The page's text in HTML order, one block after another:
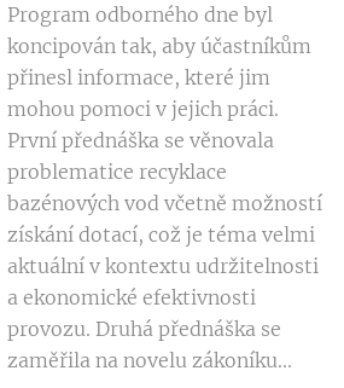
Program odborného dne byl
koncipován tak, aby účastníkům
přinesl informace, které jim
mohou pomoci v jejich práci.
První přednáška se věnovala
problematice recyklace
bazénových vod včetně možností
získání dotací, což je téma velmi
aktuální v kontextu udržitelnosti
a ekonomické efektivnosti
provozu. Druhá přednáška se
zaměřila na novelu zákoníku...